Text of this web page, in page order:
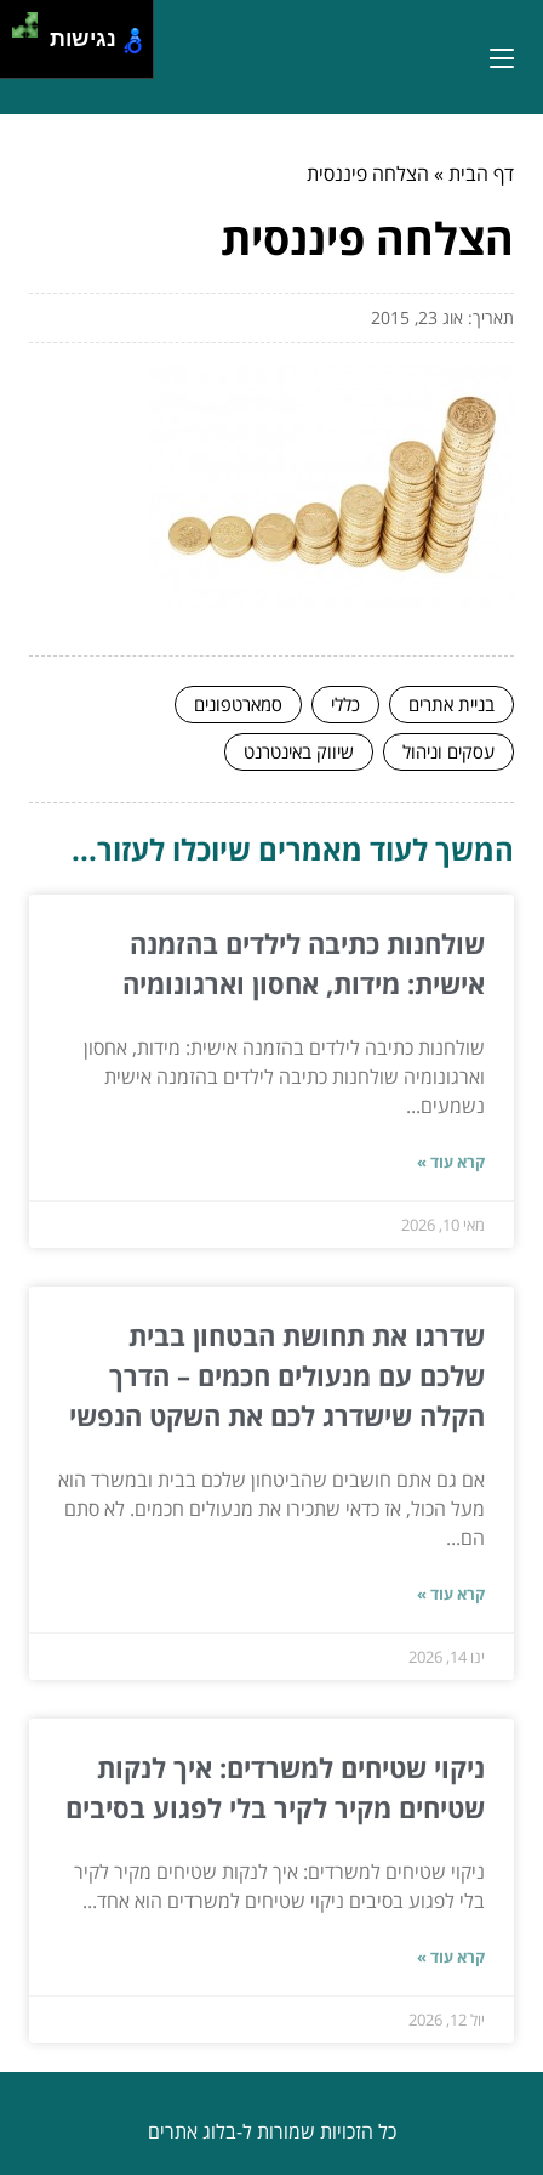
דף הבית» הצלחה פיננסית
הצלחה פיננסית
תאריך: אוג 23, 2015
בניית אתרים כללי
סמארטפונים
עסקים וניהול
שיווק באינטרנט
המשך לעוד מאמרים שיוכלו לעזור...
שולחנות כתיבה לילדים בהזמנה
אישית: מידות, אחסון וארגונומיה
שולחנות כתיבה לילדים בהזמנה אישית: מידות, אחסון
וארגונומיה שולחנות כתיבה לילדים בהזמנה אישית
נשמעים...
קרא עוד »
מאי 10, 2026
שדרגו את תחושת הבטחון בבית
שלכם עם מנעולים חכמים – הדרך
הקלה שישדרג לכם את השקט הנפשי
אם גם אתם חושבים שהביטחון שלכם בבית ובמשרד הוא
מעל הכול, אז כדאי שתכירו את מנעולים חכמים. לא סתם
הם...
קרא עוד »
ינו 14, 2026
ניקוי שטיחים למשרדים: איך לנקות
שטיחים מקיר לקיר בלי לפגוע בסיבים
ניקוי שטיחים למשרדים: איך לנקות שטיחים מקיר לקיר
בלי לפגוע בסיבים ניקוי שטיחים למשרדים הוא אחד...
קרא עוד »
יול 12, 2026
כל הזכויות שמורות ל-בלוג אתרים
נגישות